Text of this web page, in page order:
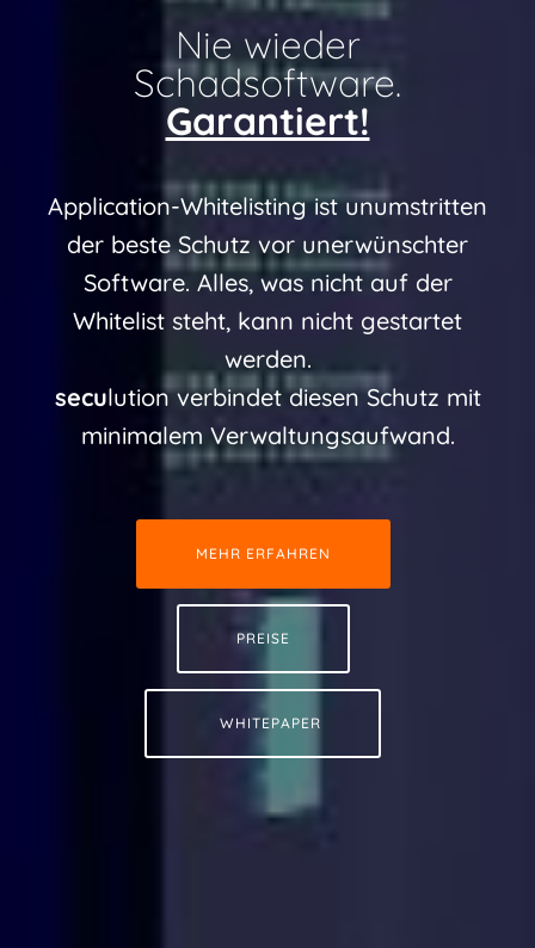
Nie wieder
Schadsoftware.
Garantiert!
Application-Whitelisting ist unumstritten
der beste Schutz vor unerwünschter
Software. Alles, was nicht auf der
Whitelist steht, kann nicht gestartet
werden.
seculution verbindet diesen Schutz mit
minimalem Verwaltungsaufwand.
MEHR ERFAHREN
PREISE
WHITEPAPER